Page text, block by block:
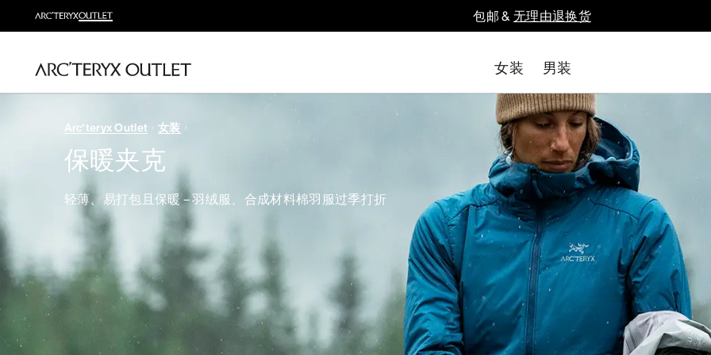
包邮 &无理由退换货
女装 男装
Arc'teryx Outlet 女装
保暖夹克
轻薄、易打包且保暖 – 羽绒服、合成材料棉羽服过季打折